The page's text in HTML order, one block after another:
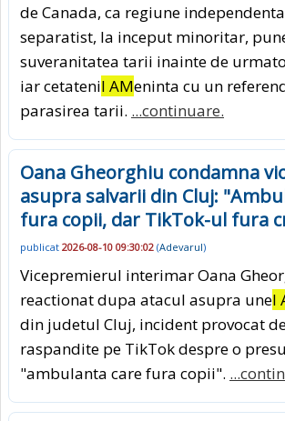
de Canada, ca regiune
separatist, la inceput minoritar,
suveranitatea tarii inainte de
iar cetateniI AMeninta cu un
parasirea tarii. ...continuare.
Oana Gheorghiu condamna
asupra salvarii din Cluj:
fura copii, dar TikTok-ul fura
publicat 2026-08-10 09:30:02 (Adevarul)
Vicepremierul interimar Oana
reactionat dupa atacul asupra uneI
din judetul Cluj, incident provocat
raspandite pe TikTok despre o
"ambulanta care fura copii".